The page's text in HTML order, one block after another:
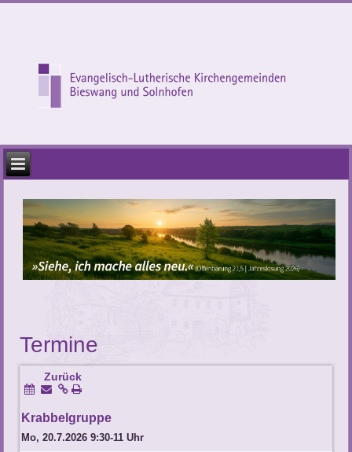
Termine
Zurück
Krabbelgruppe
Mo, 20.7.2026 9:30-11 Uhr